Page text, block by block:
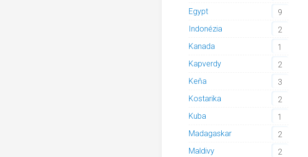
Egypt
9
Indonézia
2
Kanada
1
Kapverdy
2
Keňa
3
Kostarika
2
Kuba
1
Madagaskar
2
Maldivy
2